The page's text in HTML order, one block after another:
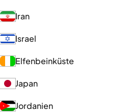
Iran
Israel
Elfenbeinküste
Japan
Jordanien